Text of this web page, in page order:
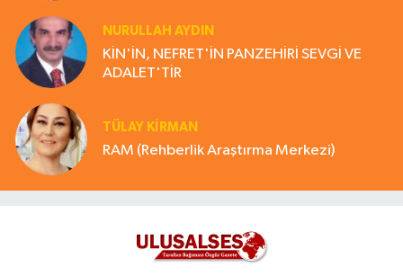
NURULLAH AYDIN
KİN'İN, NEFRET'İN PANZEHİRİ SEVGİ VE
ADALET'TİR
TÜLAY KİRMAN
RAM (Rehberlik Araştırma Merkezi)